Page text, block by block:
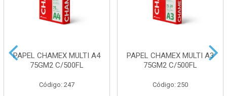
PAPEL CHAMEX MULTI A4
75GM2 C/500FL
Código: 247
PAPEL CHAMEX MULTI A3
75GM2 C/500FL
Código: 250